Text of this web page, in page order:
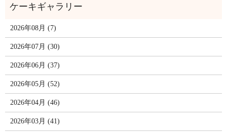
2026年08月 (7)
2026年07月 (30)
2026年06月 (37)
2026年05月 (52)
2026年04月 (46)
2026年03月 (41)